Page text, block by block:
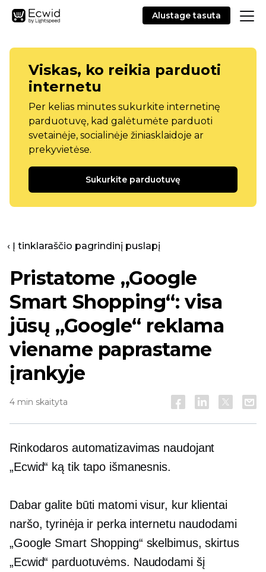
Alustage tasuta
Viskas, ko reikia parduoti
internetu
Per kelias minutes sukurkite internetinę
parduotuvę, kad galėtumėte parduoti
svetainėje, socialinėje žiniasklaidoje ar
prekyvietėse.
Sukurkite parduotuvę
‹ Į tinklaraščio pagrindinį puslapį
Pristatome „Google
Smart Shopping“: visa
jūsų „Google“ reklama
viename paprastame
įrankyje
4 min skaityta
Rinkodaros automatizavimas naudojant
„Ecwid“ ką tik tapo išmanesnis.
Dabar galite būti matomi visur, kur klientai
naršo, tyrinėja ir perka internetu naudodami
„Google Smart Shopping“ skelbimus, skirtus
„Ecwid“ parduotuvėms. Naudodami šį